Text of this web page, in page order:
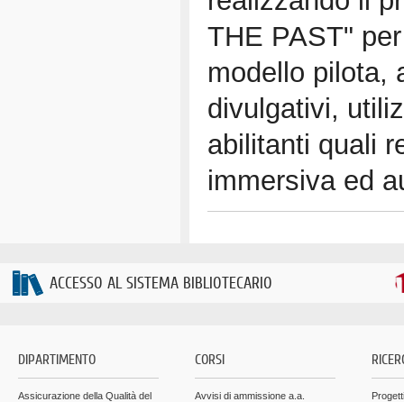
THE PAST"
modello pilota,
divulgativi,
abilitanti quali
immersiva ed
ACCESSO AL SISTEMA BIBLIOTECARIO
DIPARTIMENTO
Assicurazione della Qualità del
CORSI
Avvisi di ammissione a.a.